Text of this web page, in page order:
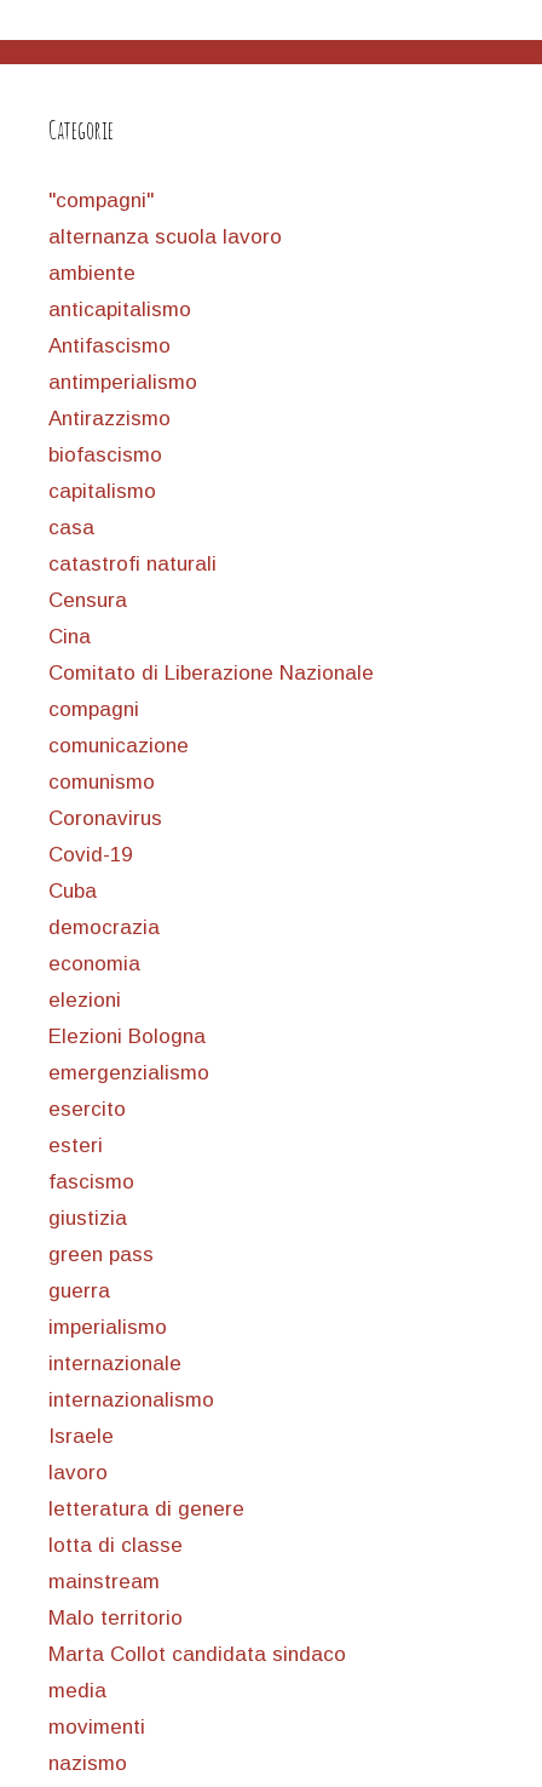
Categorie
"compagni"
alternanza scuola lavoro
ambiente
anticapitalismo
Antifascismo
antimperialismo
Antirazzismo
biofascismo
capitalismo
casa
catastrofi naturali
Censura
Cina
Comitato di Liberazione Nazionale
compagni
comunicazione
comunismo
Coronavirus
Covid-19
Cuba
democrazia
economia
elezioni
Elezioni Bologna
emergenzialismo
esercito
esteri
fascismo
giustizia
green pass
guerra
imperialismo
internazionale
internazionalismo
Israele
lavoro
letteratura di genere
lotta di classe
mainstream
Malo territorio
Marta Collot candidata sindaco
media
movimenti
nazismo